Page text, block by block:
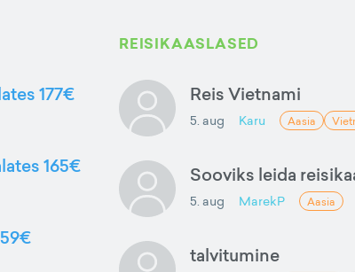
177€
165€
REISIKAASLASED
Reis Vietnami
5. aug Karu Aasia
Sooviks leida
5. aug MarekP Aasia
talvitumine